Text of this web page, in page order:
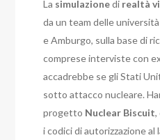
La simulazionedi realtà
da un team delle
e Amburgo, sulla base di
comprese interviste con
accadrebbe se gli Stati
sotto attacco nucleare.
progetto Nuclear Biscuit,
i codici di autorizzazione al